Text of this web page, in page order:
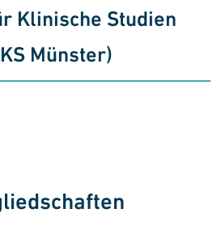
Klinische Studien
Münster)